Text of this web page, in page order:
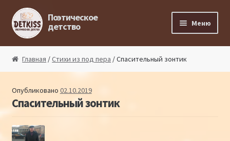
Перейти к навигации
Перейти к содержимому
Поэтическое
детство Меню
Поэтический ликбез
Поэтический блог
Главная /Стихи из под пера / Спасительный зонтик
Опубликовано 02.10.2019
Спасительный зонтик